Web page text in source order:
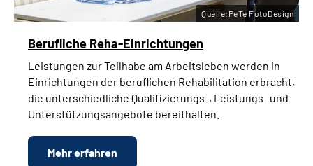
Berufliche Reha-Einrichtungen
Leistungen zur Teilhabe am Arbeitsleben werden in
Einrichtungen der beruflichen Rehabilitation erbracht,
die unterschiedliche Qualifizierungs-, Leistungs- und
Unterstützungsangebote bereithalten.
Mehr erfahren
Quelle:PeTe FotoDesign